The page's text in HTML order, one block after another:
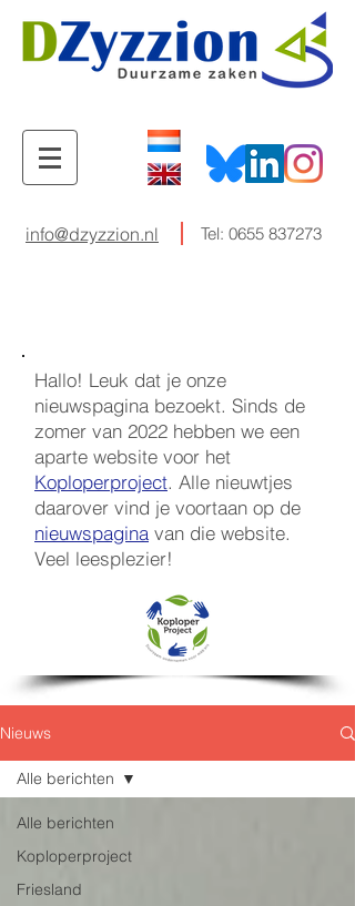
info@dzyzzion.nl Tel: 0655 837273
Hallo! Leuk dat je onze
nieuwspagina bezoekt. Sinds de
zomer van 2022 hebben we een
aparte website voor het
Koploperproject. Alle nieuwtjes
daarover vind je voortaan op de
nieuwspagina van die website.
Veel leesplezier!
Nieuws
Alle berichten
Koploperproject
Friesland
Alle berichten